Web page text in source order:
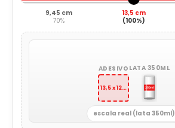
9,45 cm
70%
13,5 cm
(100%)
ADESIVO
13,5 x 12 cm
LATA 350ML
escala real (lata 350ml)